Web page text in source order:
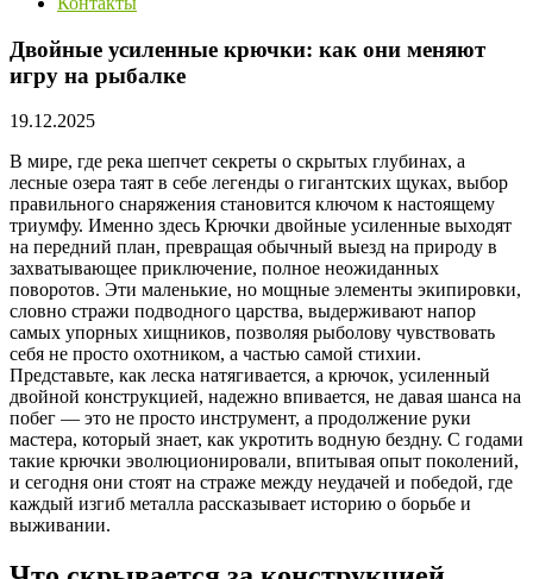
Двойные усиленные крючки: как они меняют
игру на рыбалке
19.12.2025
В мире, где река шепчет секреты о скрытых глубинах, а
лесные озера таят в себе легенды о гигантских щуках, выбор
правильного снаряжения становится ключом к настоящему
триумфу. Именно здесь Крючки двойные усиленные выходят
на передний план, превращая обычный выезд на природу в
захватывающее приключение, полное неожиданных
поворотов. Эти маленькие, но мощные элементы экипировки,
словно стражи подводного царства, выдерживают напор
самых упорных хищников, позволяя рыболову чувствовать
себя не просто охотником, а частью самой стихии.
Представьте, как леска натягивается, а крючок, усиленный
двойной конструкцией, надежно впивается, не давая шанса на
побег — это не просто инструмент, а продолжение руки
мастера, который знает, как укротить водную бездну. С годами
такие крючки эволюционировали, впитывая опыт поколений,
и сегодня они стоят на страже между неудачей и победой, где
каждый изгиб металла рассказывает историю о борьбе и
выживании.